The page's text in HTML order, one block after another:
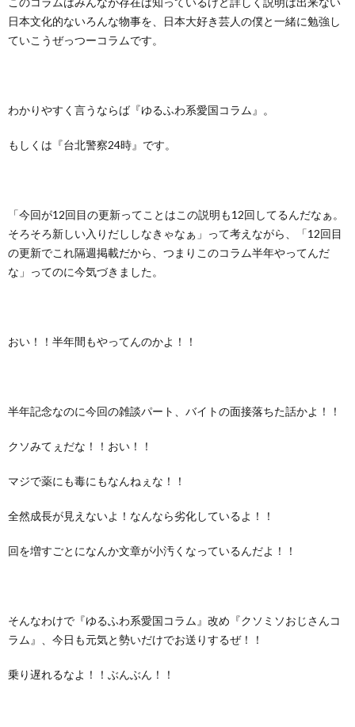
日本文化的ないろんな物事を、日本大好き芸人の僕と一緒に勉強し
ていこうぜっつーコラムです。
わかりやすく言うならば『ゆるふわ系愛国コラム』。
もしくは『台北警察24時』です。
「今回が12回目の更新ってことはこの説明も12回してるんだなぁ。
そろそろ新しい入りだししなきゃなぁ」って考えながら、「12回目
の更新でこれ隔週掲載だから、つまりこのコラム半年やってんだ
な」ってのに今気づきました。
おい！！半年間もやってんのかよ！！
半年記念なのに今回の雑談パート、バイトの面接落ちた話かよ！！
クソみてぇだな！！おい！！
マジで薬にも毒にもなんねぇな！！
全然成長が見えないよ！なんなら劣化しているよ！！
回を増すごとになんか文章が小汚くなっているんだよ！！
そんなわけで『ゆるふわ系愛国コラム』改め『クソミソおじさんコ
ラム』、今日も元気と勢いだけでお送りするぜ！！
乗り遅れるなよ！！ぶんぶん！！